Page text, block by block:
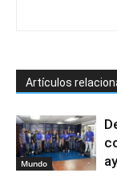
Artículos
Mundo